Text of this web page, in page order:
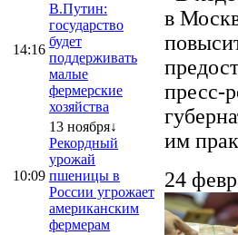
14:16
В.Путин:
государство
будет
поддерживать
малые
фермерские
хозяйства
10:09
13 ноября↓
Рекордный
урожай
пшеницы в
России угрожает
американским
фермерам
в
пресс-
им
24